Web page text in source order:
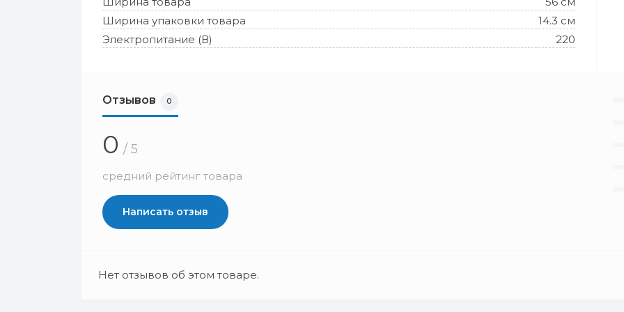
Ширина упаковки товара
14.3 см
Электропитание (В)
220
Отзывов 0
0 / 5
средний рейтинг товара
Написать отзыв
Нет отзывов об этом товаре.